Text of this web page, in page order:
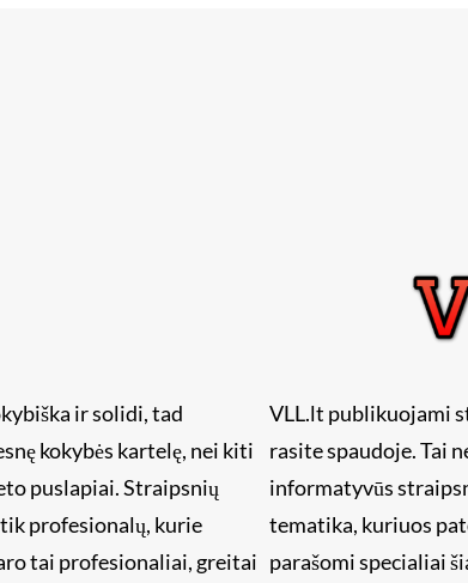
ir solidi, tad
kokybės kartelę, nei kiti
puslapiai. Straipsnių
profesionalų, kurie
tai profesionaliai, greitai
VLL.lt publikuojami
rasite spaudoje. Tai
informatyvūs
tematika, kuriuos
parašomi specialiai